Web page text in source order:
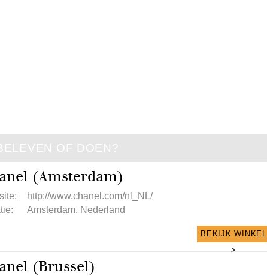
OF DOEN?
(Amsterdam)
http://www.chanel.com/nl_NL/
Amsterdam, Nederland
BEKIJK WINKEL
>
(Brussel)